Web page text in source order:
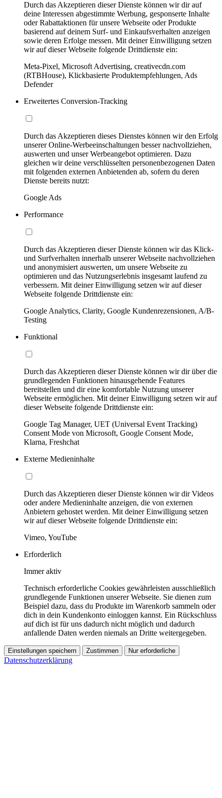
Durch das Akzeptieren dieser Dienste können wir dir auf
deine Interessen abgestimmte Werbung, gesponserte Inhalte
oder Rabattaktionen für unsere Webseite oder Produkte
basierend auf deinem Surf- und Einkaufsverhalten anzeigen
sowie deren Erfolge messen. Mit deiner Einwilligung setzen
wir auf dieser Webseite folgende Drittdienste ein:
Meta-Pixel, Microsoft Advertising, creativecdn.com
(RTBHouse), Klickbasierte Produktempfehlungen, Ads
Defender
Erweitertes Conversion-Tracking
Durch das Akzeptieren dieses Dienstes können wir den Erfolg
unserer Online-Werbeeinschaltungen besser nachvollziehen,
auswerten und unser Werbeangebot optimieren. Dazu
gleichen wir deine verschlüsselten personenbezogenen Daten
mit folgenden externen Anbietenden ab, sofern du deren
Dienste bereits nutzt:
Google Ads
Performance
Durch das Akzeptieren dieser Dienste können wir das Klick-
und Surfverhalten innerhalb unserer Webseite nachvollziehen
und anonymisiert auswerten, um unsere Webseite zu
optimieren und das Nutzungserlebnis insgesamt laufend zu
verbessern. Mit deiner Einwilligung setzen wir auf dieser
Webseite folgende Drittdienste ein:
Google Analytics, Clarity, Google Kundenrezensionen, A/B-
Testing
Funktional
Durch das Akzeptieren dieser Dienste können wir dir über die
grundlegenden Funktionen hinausgehende Features
bereitstellen und dir eine komfortable Nutzung unserer
Webseite ermöglichen. Mit deiner Einwilligung setzen wir auf
dieser Webseite folgende Drittdienste ein:
Google Tag Manager, UET (Universal Event Tracking)
Consent Mode von Microsoft, Google Consent Mode,
Klarna, Freshchat
Externe Medieninhalte
Durch das Akzeptieren dieser Dienste können wir dir Videos
oder andere Medieninhalte anzeigen, die von externen
Anbietern gehostet werden. Mit deiner Einwilligung setzen
wir auf dieser Webseite folgende Drittdienste ein:
Vimeo, YouTube
Erforderlich
Immer aktiv
Technisch erforderliche Cookies gewährleisten ausschließlich
grundlegende Funktionen unserer Webseite. Sie dienen zum
Beispiel dazu, dass du Produkte im Warenkorb sammeln oder
dich in dein Kundenkonto einloggen kannst. Ein Rückschluss
auf dich ist für uns dadurch nicht möglich und dadurch
anfallende Daten werden niemals an Dritte weitergegeben.
Einstellungen speichern Zustimmen Nur erforderliche
Datenschutzerklärung